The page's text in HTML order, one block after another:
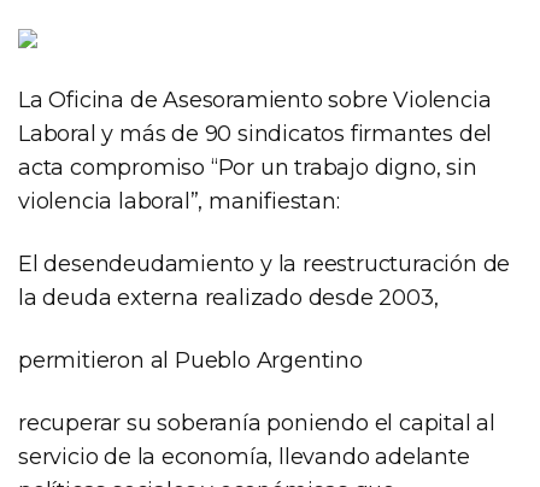
La Oficina de Asesoramiento sobre Violencia
Laboral y más de 90 sindicatos firmantes del
acta compromiso “Por un trabajo digno, sin
violencia laboral”, manifiestan:
El desendeudamiento y la reestructuración de
la deuda externa realizado desde 2003,
permitieron al Pueblo Argentino
recuperar su soberanía poniendo el capital al
servicio de la economía, llevando adelante